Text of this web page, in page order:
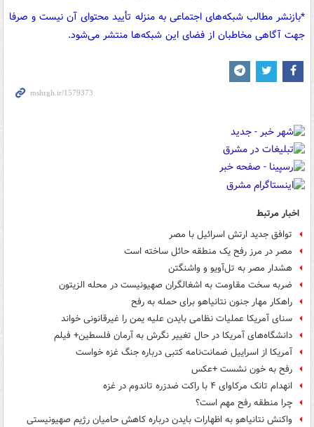
*بازنشر مطالب شبکه‌های اجتماعی به منزله تأیید محتوای آن نیست و صرفا
جهت آگاهی مخاطبان از فضای این شبکه‌ها منتشر می‌شود.
اخبار مرتبط
توافق جدید ارتش اسرائیل با مصر
مصر در مرز رفح یک منطقه حائل ساخته است
هشدار مصر به تل‌آویو و واشنگتن
ضربه سخت مقاومت به اشغالگران صهیونیست در محله الزیتون
راهکار مهار جنون نتانیاهو برای حمله به رفح
سنای آمریکا عملیات نظامی بایدن علیه یمن را غیرقانونی خواند
دانشگاه‌های آمریکا در حال تغییر نگرش به آرمان فلسطین+ فیلم
آمریکا از اسراییل ضمانت‌نامه کتبی درباره جنگ غزه خواست
رفح به خون نشست +عکس
انهدام تانک مرکاوای ۴ با راکت ضدزره تاندوم در غزه
چرا منطقه رفح مهم است؟
واکنش نتانیاهو به اظهارات بایدن درباره کاهش حامیان رژیم صهیونیستی